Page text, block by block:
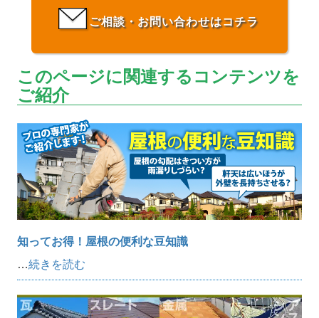
ご相談・お問い合わせはコチラ
このページに関連するコンテンツを
ご紹介
知ってお得！屋根の便利な豆知識
…続きを読む